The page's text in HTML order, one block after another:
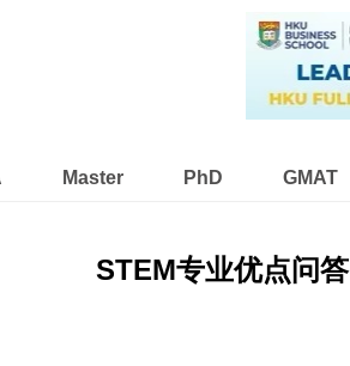
Master PhD GMAT
STEM专业优点问答